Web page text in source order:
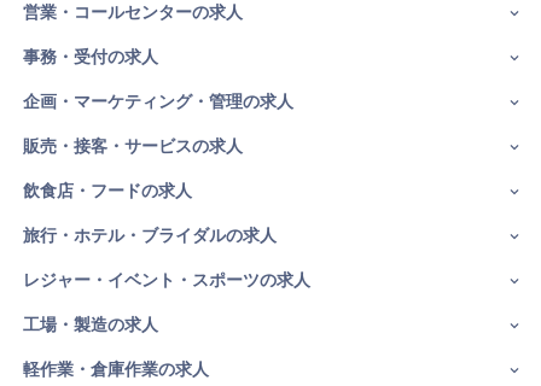
営業・コールセンターの求人
事務・受付の求人
企画・マーケティング・管理の求人
販売・接客・サービスの求人
飲食店・フードの求人
旅行・ホテル・ブライダルの求人
レジャー・イベント・スポーツの求人
工場・製造の求人
軽作業・倉庫作業の求人